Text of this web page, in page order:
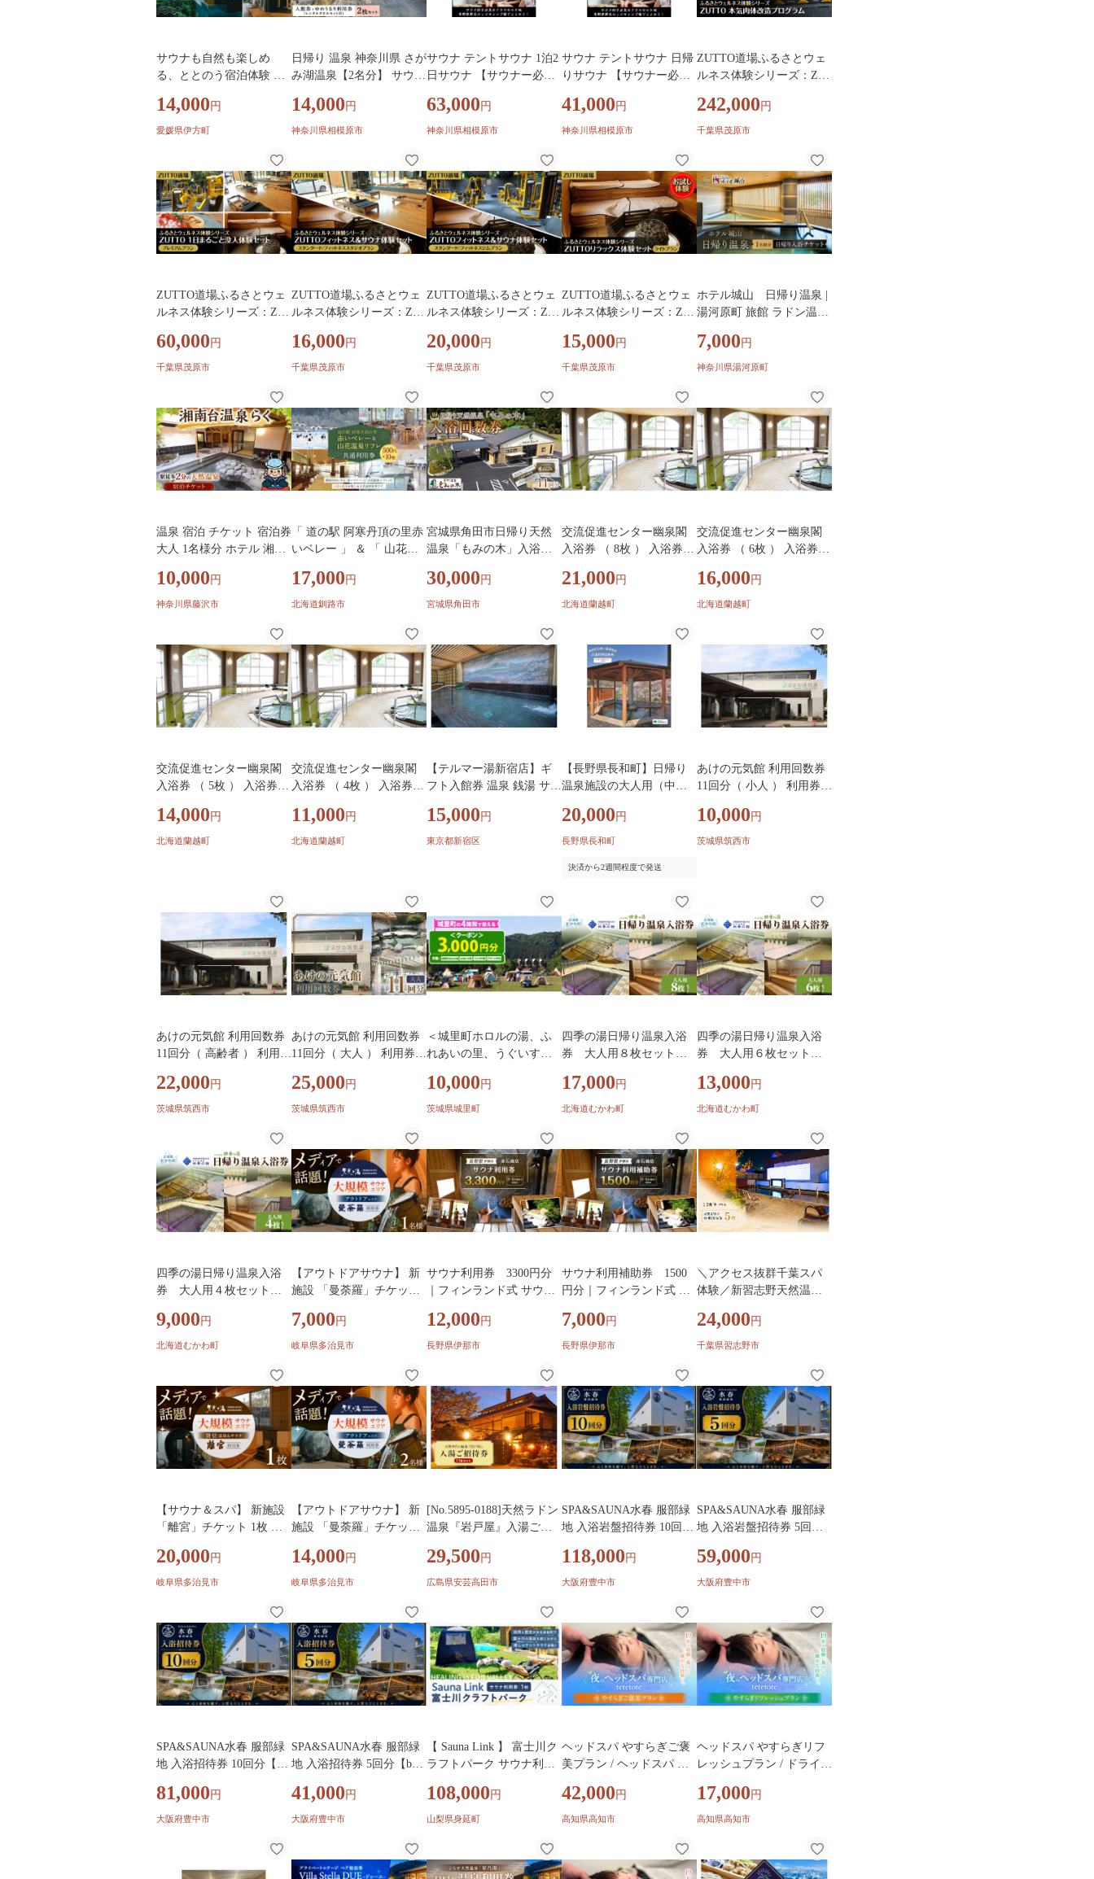
サウナも自然も楽しめ
る、ととのう宿泊体験 瀬
券（3,000円分）（瀬戸ア
グリトピア） 【ふるさと
ング サウナ 宿泊 補助券
ロッジ】 IKTBL001
14,000 円
愛媛県伊方町
日帰り 温泉 神奈川県 さが
み湖温泉【2名分】 サウナ
メニュー うるり入館券＋
ゆめうるり利用券 レンタ
14,000 円
神奈川県相模原市
サウナ テントサウナ 1泊2
日サウナ 【サウナー必見
サウナ1泊2日チケット 神
奈川 相模原 トトノイキャ
63,000 円
神奈川県相模原市
サウナ テントサウナ 日帰
りサウナ 【サウナー必見
サウナ日帰りチケット 神
奈川 相模原 トトノイキャ
41,000 円
神奈川県相模原市
ZUTTO道場ふるさとウェ
ルネス体験シリーズ：ZU
ラム MBBA005
242,000 円
千葉県茂原市
ZUTTO道場ふるさとウェ
ルネス体験シリーズ：ZU
セット （プレミアムプ
ラン） MBBA004
60,000 円
千葉県茂原市
ZUTTO道場ふるさとウェ
ルネス体験シリーズ：ZU
ナ体験セット（スタンダ
ード/フィットネススタジ
16,000 円
千葉県茂原市
ZUTTO道場ふるさとウェ
ルネス体験シリーズ：ZU
ナ体験セット（スタンダ
ード/フィットネスジムプ
20,000 円
千葉県茂原市
ZUTTO道場ふるさとウェ
ルネス体験シリーズ：ZU
ト（ライトプラン） MB
BA001
15,000 円
千葉県茂原市
ホテル城山 日帰り温泉 |
湯河原町 旅館 ラドン温泉
日
7,000 円
神奈川県湯河原町
温泉 宿泊 チケット 宿泊券
大人 1名様分 ホテル 湘南
と 館内着 タオル プレミア
ムラウンジ 付き 源泉 湯河
カップル 家族 人気 駅近
便利 株式会社テクスト 神
奈川 湘南 藤沢
10,000 円
神奈川県藤沢市
「 道の駅 阿寒丹頂の里赤
いベレー 」 ＆ 「 山花温
0円 × 10枚 計5000円 利用
券 利用チケット 券 チケッ
ケット 施設 入浴 食事 温
泉 グルメ 観光 国内旅行
旅行 旅 ファミリー 家族
17,000 円
北海道釧路市
宮城県角田市日帰り天然
温泉「もみの木」入浴回
30,000 円
宮城県角田市
交流促進センター幽泉閣
入浴券 （ 8枚 ） 入浴券
施設利用チケット 券 チケ
ット 入浴 温泉 露天風呂
21,000 円
北海道蘭越町
交流促進センター幽泉閣
入浴券 （ 6枚 ） 入浴券
施設利用チケット 券 チケ
ット 入浴 温泉 露天風呂
16,000 円
北海道蘭越町
交流促進センター幽泉閣
入浴券 （ 5枚 ） 入浴券
施設利用チケット 券 チケ
ット 入浴 温泉 露天風呂
14,000 円
北海道蘭越町
交流促進センター幽泉閣
入浴券 （ 4枚 ） 入浴券
施設利用チケット 券 チケ
ット 入浴 温泉 露天風呂
11,000 円
北海道蘭越町
【テルマー湯新宿店】ギ
フト入館券 温泉 銭湯 サウ
ション 入浴券 利用券 チケ
ット 体験 新宿 天然 炭酸
15,000 円
東京都新宿区
【長野県長和町】日帰り
温泉施設の大人用（中学
1枚綴り＞
20,000 円
長野県長和町
決済から2週間程度で発送
あけの元気館 利用回数券
11回分（ 小人 ） 利用券
ト 晴明の湯 温水プール ト
レーニングジム
10,000 円
茨城県筑西市
あけの元気館 利用回数券
11回分（ 高齢者 ） 利用券
ト 晴明の湯 温水プール ト
レーニングジム
22,000 円
茨城県筑西市
あけの元気館 利用回数券
11回分（ 大人 ） 利用券
ト 晴明の湯 温水プール ト
レーニングジム
25,000 円
茨城県筑西市
＜城里町ホロルの湯、ふ
れあいの里、うぐいすの
えるクーポン券＞3,000円
分 （1000円×3枚）利用券
旅行 キャンプ場 ファミリ
ー オートキャンプ BBQ バ
ーベキュー プール 施設 テ
ニス ホロルの湯 ふれあい
の里 うぐいすの里 アツマ
ーレ 城里町 茨城県 (BF01
10,000 円
茨城県城里町
四季の湯日帰り温泉入浴
券 大人用８枚セット【
め 観光 旅行 天然 温泉 サ
ウナ露天風呂 四季の館 家
数券 レジャー 北海道 むか
わ町 道の駅 日帰り 入浴券
入湯券 ぬくもり 癒し 】
MKWI013
17,000 円
北海道むかわ町
四季の湯日帰り温泉入浴
券 大人用６枚セット【
め 観光 旅行 天然 温泉 サ
ウナ露天風呂 四季の館 家
数券 レジャー 北海道 むか
わ町 道の駅 日帰り 入浴券
入湯券 ぬくもり 癒し 】
MKWI012
13,000 円
北海道むかわ町
四季の湯日帰り温泉入浴
券 大人用４枚セット【
め 観光 旅行 天然 温泉 サ
ウナ露天風呂 四季の館 家
数券 レジャー 北海道 むか
わ町 道の駅 日帰り 入浴券
入湯券 ぬくもり 癒し 】
MKWI011
9,000 円
北海道むかわ町
【アウトドアサウナ】 新
施設 「曼荼羅」チケット
見市 / 天光の湯 サウナ ア
ウトドア 空エリア 杜エリ
温泉 中部 東海 [TBV004]
7,000 円
岐阜県多治見市
サウナ利用券 3300円分
｜フィンランド式 サウナ
林 長野県 信州【012-88】
12,000 円
長野県伊那市
サウナ利用補助券 1500
円分｜フィンランド式 サ
市 山林 長野県 信州【007-
a1】
7,000 円
長野県伊那市
＼アクセス抜群千葉スパ
体験／新習志野天然温泉
特別招待券 5枚セット
24,000 円
千葉県習志野市
【サウナ＆スパ】 新施設
「離宮」チケット 1枚 男
治見市 / 天光の湯 サウナ
アウトドアサウナ 温泉 プ
帰り天然温泉 中部 東海 [T
BV006]
20,000 円
岐阜県多治見市
【アウトドアサウナ】 新
施設 「曼荼羅」チケット
用サウナ 多治見市 / 天光
の湯 サウナ アウトドア 空
ル 日帰り天然温泉 中部 東
海 [TBV005]
14,000 円
岐阜県多治見市
[No.5895-0188]天然ラドン
温泉『岩戸屋』入湯ご招
29,500 円
広島県安芸高田市
SPA&SAUNA水春 服部緑
地 入浴岩盤招待券 10回分
118,000 円
大阪府豊中市
SPA&SAUNA水春 服部緑
地 入浴岩盤招待券 5回分
59,000 円
大阪府豊中市
SPA&SAUNA水春 服部緑
地 入浴招待券 10回分【ber
81,000 円
大阪府豊中市
SPA&SAUNA水春 服部緑
地 入浴招待券 5回分【bere
41,000 円
大阪府豊中市
【 Sauna Link 】 富士川ク
ラフトパーク サウナ利用
ナ ロウリュ 利用券 体験
チケット ファミリー 子ど
108,000 円
山梨県身延町
ヘッドスパ やすらぎご褒
美プラン / ヘッドスパ ヘ
リフレッシュ リラックス
体験 チケット 【夜のヘッ
42,000 円
高知県高知市
ヘッドスパ やすらぎリフ
レッシュプラン / ドライヘ
サージ ケア リフレッシュ
リラックス 体験 チケット
17,000 円
高知県高知市